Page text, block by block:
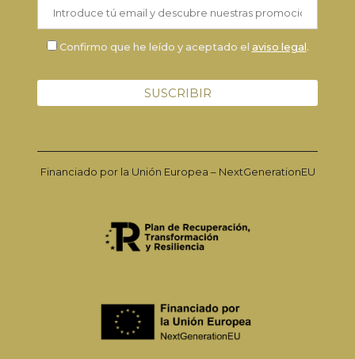
Confirmo que he leído y aceptado el aviso legal.
Financiado por la Unión Europea – NextGenerationEU